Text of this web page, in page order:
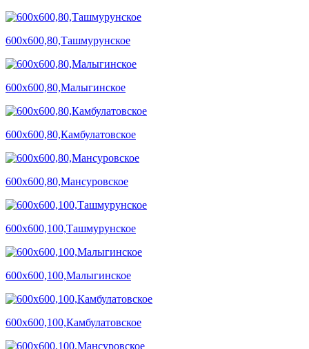
600х600,80,Ташмурунское
600х600,80,Малыгинское
600х600,80,Камбулатовское
600х600,80,Мансуровское
600х600,100,Ташмурунское
600х600,100,Малыгинское
600х600,100,Камбулатовское